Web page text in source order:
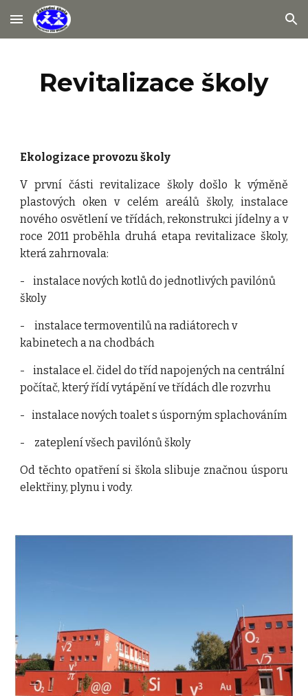
Skip to main content Skip to navigation
Revitalizace školy
Ekologizace provozu školy
V první části revitalizace školy došlo k výměně
plastových oken v celém areálů školy, instalace
nového osvětlení ve třídách, rekonstrukci jídelny a v
roce 2011 proběhla druhá etapa revitalizace školy,
která zahrnovala:
-
instalace nových kotlů do jednotlivých pavilónů
školy
-
instalace termoventilů na radiátorech v
kabinetech a na chodbách
-
instalace el. čidel do tříd napojených na centrální
počítač, který řídí vytápění ve třídách dle rozvrhu
- instalace nových toalet s úsporným splachováním
- zateplení všech pavilónů školy
Od těchto opatření si škola slibuje značnou úsporu
elektřiny, plynu i vody.